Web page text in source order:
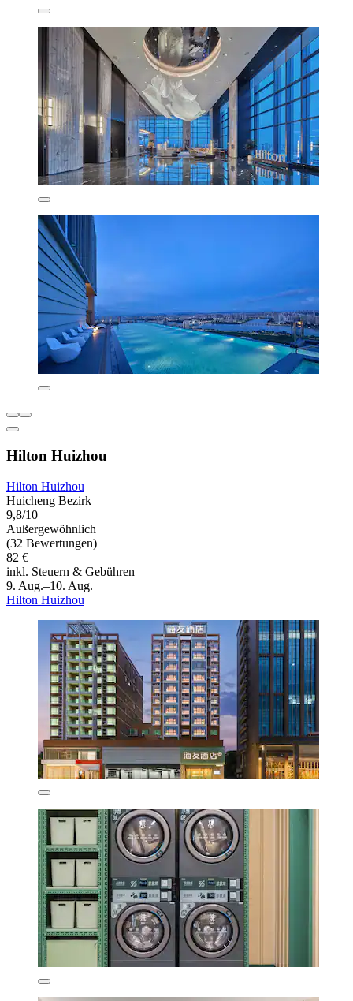
Hilton Huizhou
Hilton Huizhou
Huicheng Bezirk
9,8/10
Außergewöhnlich
(32 Bewertungen)
82 €
inkl. Steuern & Gebühren
9. Aug.–10. Aug.
Hilton Huizhou